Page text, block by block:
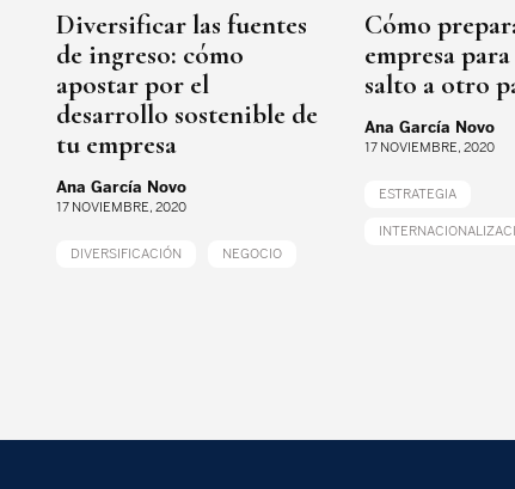
Diversificar las fuentes
de ingreso: cómo
apostar por el
desarrollo sostenible de
tu empresa
Ana García Novo
17 NOVIEMBRE, 2020
DIVERSIFICACIÓN NEGOCIO
Cómo
empresa
salto a otro
Ana García Novo
17 NOVIEMBRE, 2020
ESTRATEGIA